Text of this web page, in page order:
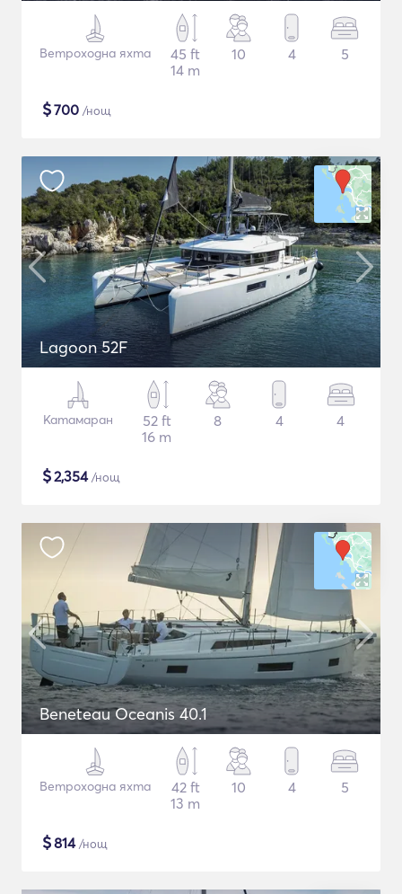
Ветроходна яхта
45 ft
14 m
10 4 5
$700 /нощ
Lagoon 52F
Катамаран
52 ft
16 m
8 4 4
$2,354/нощ
Beneteau Oceanis 40.1
Ветроходна яхта
42 ft
13 m
10 4 5
$814/нощ